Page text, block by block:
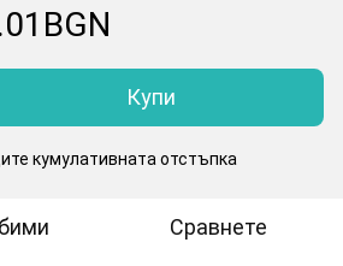
Купи
кумулативната отстъпка
Сравнете